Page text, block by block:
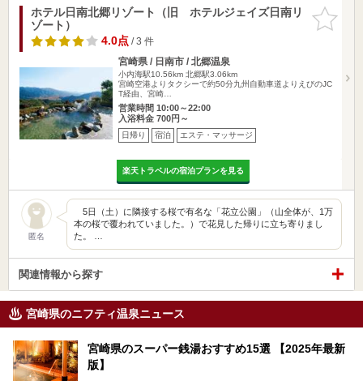
お気に入
りに追加
ホテル日南北郷リゾート（旧 ホテルジェイズ日南リ
ゾート）
4.0点/ 3 件
宮崎県 / 日南市 / 北郷温泉
小内海駅10.56km 北郷駅3.06km
宮崎空港よりタクシーで約50分九州自動車道よりえびのJC
T経由、宮崎…
営業時間 10:00～22:00
入浴料金 700円～
日帰り 宿泊 エステ・マッサージ
楽天トラベルの宿泊プランを見る
匿名
5日（土）に隣接する桜で有名な「花立公園」（山全体が、1万
本の桜で覆われていました。）で花見した帰りに立ち寄りまし
た。 …
関連情報から探す
宮崎県のニフティ温泉ニュース
宮崎県のスーパー銭湯おすすめ15選 【2025年最新
版】